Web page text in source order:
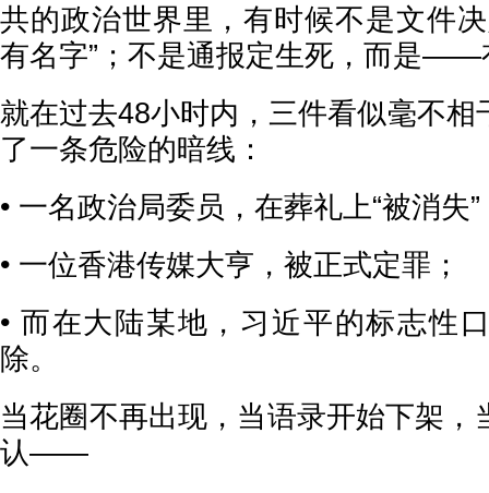
共的政治世界里，有时候不是文件
有名字”；不是通报定生死，而是——
就在过去48小时内，三件看似毫不相
了一条危险的暗线：
• 一名政治局委员，在葬礼上“被消失”
• 一位香港传媒大亨，被正式定罪；
• 而在大陆某地，习近平的标志性
除。
当花圈不再出现，当语录开始下架，
认——